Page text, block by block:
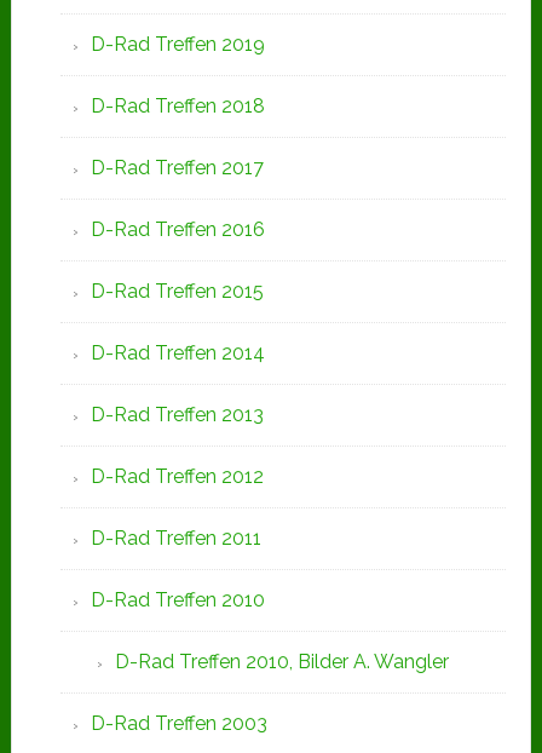
D-Rad Treffen 2019
D-Rad Treffen 2018
D-Rad Treffen 2017
D-Rad Treffen 2016
D-Rad Treffen 2015
D-Rad Treffen 2014
D-Rad Treffen 2013
D-Rad Treffen 2012
D-Rad Treffen 2011
D-Rad Treffen 2010
D-Rad Treffen 2010, Bilder A. Wangler
D-Rad Treffen 2003